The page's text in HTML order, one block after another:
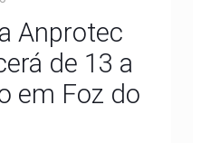
Anprotec
de 13 a
em Foz do